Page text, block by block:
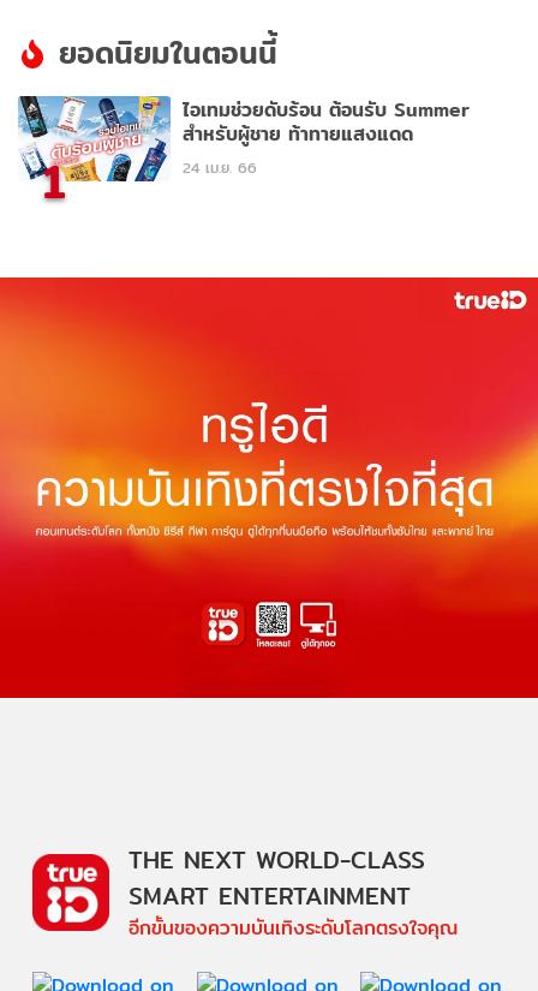
ยอดนิยมในตอนนี้
1
ไอเทมช่วยดับร้อน ต้อนรับ Summer
สำหรับผู้ชาย ท้าทายแสงแดด
24 เม.ย. 66
THE NEXT WORLD-CLASS
SMART ENTERTAINMENT
อีกขั้นของความบันเทิงระดับโลกตรงใจคุณ